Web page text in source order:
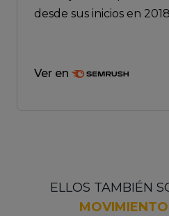
desde sus inicios en
Ver en
ELLOS TAMBIÉN